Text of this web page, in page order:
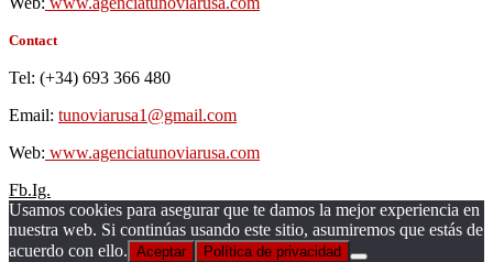
Contact
Tel: (+34) 693 366 480
Email: tunoviarusa1@gmail.com
Web: www.agenciatunoviarusa.com
Fb.Ig.
Usamos cookies para asegurar que te damos la mejor experiencia en
nuestra web. Si continúas usando este sitio, asumiremos que estás de
acuerdo con ello. Aceptar Política de privacidad